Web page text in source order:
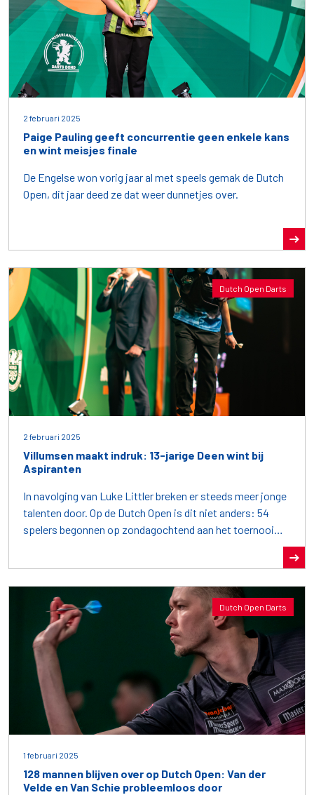
2 februari 2025
Paige Pauling geeft concurrentie geen enkele kans
en wint meisjes finale
De Engelse won vorig jaar al met speels gemak de Dutch
Open, dit jaar deed ze dat weer dunnetjes over.
Dutch Open Darts
2 februari 2025
Villumsen maakt indruk: 13-jarige Deen wint bij
Aspiranten
In navolging van Luke Littler breken er steeds meer jonge
talenten door. Op de Dutch Open is dit niet anders: 54
spelers begonnen op zondagochtend aan het toernooi
Dutch Open Darts
1 februari 2025
128 mannen blijven over op Dutch Open: Van der
Velde en Van Schie probleemloos door